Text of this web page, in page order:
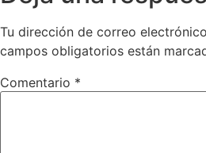
Tu dirección de correo
campos obligatorios están
Comentario *